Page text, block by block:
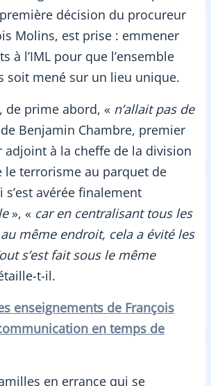
décision du procureur
Molins, est prise : emmener
à l’IML pour que l’ensemble
soit mené sur un lieu unique.
de prime abord, « n’allait pas de
Benjamin Chambre, premier
adjoint à la cheffe de la division
le terrorisme au parquet de
s’est avérée finalement
», « car en centralisant tous les
même endroit, cela a évité les
s’est fait sous le même
t-il.
enseignements de François
en temps de
en errance qui se